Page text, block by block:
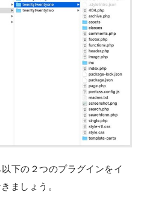
下の２つのプラグインをイ
ましょう。